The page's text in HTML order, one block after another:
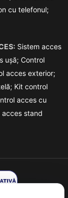
cu telefonul;
Sistem acces
ușă; Control
acces exterior;
Kit control
acces cu
acces stand